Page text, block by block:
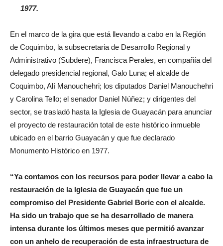
1977.
En el marco de la gira que está llevando a cabo en la Región
de Coquimbo, la subsecretaria de Desarrollo Regional y
Administrativo (Subdere), Francisca Perales, en compañía del
delegado presidencial regional, Galo Luna; el alcalde de
Coquimbo, Alí Manouchehri; los diputados Daniel Manouchehri
y Carolina Tello; el senador Daniel Núñez; y dirigentes del
sector, se trasladó hasta la Iglesia de Guayacán para anunciar
el proyecto de restauración total de este histórico inmueble
ubicado en el barrio Guayacán y que fue declarado
Monumento Histórico en 1977.
“Ya contamos con los recursos para poder llevar a cabo la
restauración de la Iglesia de Guayacán que fue un
compromiso del Presidente Gabriel Boric con el alcalde.
Ha sido un trabajo que se ha desarrollado de manera
intensa durante los últimos meses que permitió avanzar
con un anhelo de recuperación de esta infraestructura de